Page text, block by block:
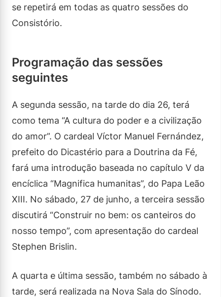
se repetirá em todas as quatro sessões do
Consistório.
Programação das sessões
seguintes
A segunda sessão, na tarde do dia 26, terá
como tema “A cultura do poder e a civilização
do amor”. O cardeal Víctor Manuel Fernández,
prefeito do Dicastério para a Doutrina da Fé,
fará uma introdução baseada no capítulo V da
encíclica “Magnifica humanitas”, do Papa Leão
XIII. No sábado, 27 de junho, a terceira sessão
discutirá “Construir no bem: os canteiros do
nosso tempo”, com apresentação do cardeal
Stephen Brislin.
A quarta e última sessão, também no sábado à
tarde, será realizada na Nova Sala do Sínodo.